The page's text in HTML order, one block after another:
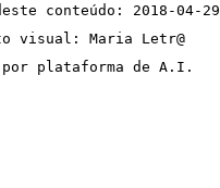
conteúdo: 2018-04-29
visual: Maria Letr@
por plataforma de A.I.